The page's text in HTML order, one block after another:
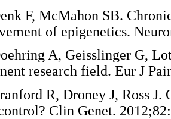
F, McMahon SB.
of epigenetics.
A, Geisslinger G,
research field. Eur J
R, Droney J, Ross
Clin Genet.